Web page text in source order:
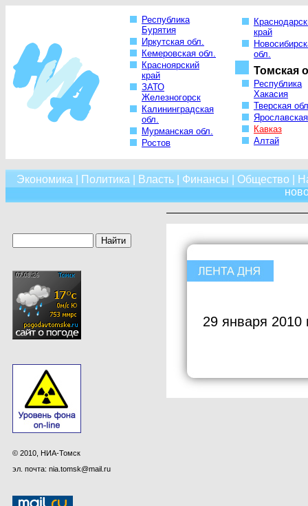
Республика
Бурятия
Иркутская обл.
Кемеровская обл.
Красноярский
край
ЗАТО
Железногорск
Калининградская
обл.
Мурманская обл.
Ростов
край
обл.
Томская
Республика
Хакасия
Тверская
Кавказ
Алтай
Экономика Политика Власть| Финансы Общество
© 2010, НИА-Томск
эл. почта: nia.tomsk@mail.ru
29 января 2010